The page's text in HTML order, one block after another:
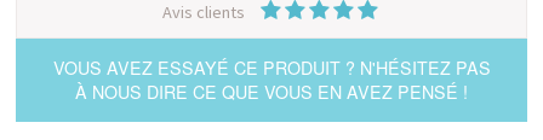
Avis clients
VOUS AVEZ ESSAYÉ CE PRODUIT ? N'HÉSITEZ PAS
À NOUS DIRE CE QUE VOUS EN AVEZ PENSÉ !